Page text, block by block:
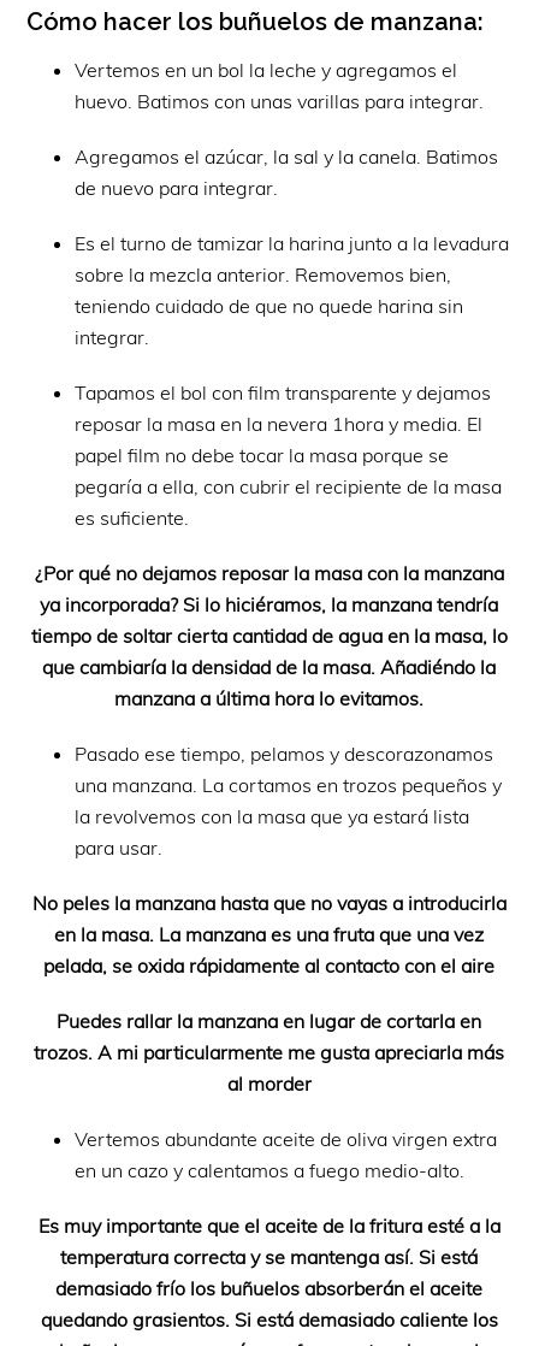
Cómo hacer los buñuelos de manzana:
Vertemos en un bol la leche y agregamos el
huevo. Batimos con unas varillas para integrar.
Agregamos el azúcar, la sal y la canela. Batimos
de nuevo para integrar.
Es el turno de tamizar la harina junto a la levadura
sobre la mezcla anterior. Removemos bien,
teniendo cuidado de que no quede harina sin
integrar.
Tapamos el bol con film transparente y dejamos
reposar la masa en la nevera 1hora y media. El
papel film no debe tocar la masa porque se
pegaría a ella, con cubrir el recipiente de la masa
es suficiente.
¿Por qué no dejamos reposar la masa con la manzana
ya incorporada? Si lo hiciéramos, la manzana tendría
tiempo de soltar cierta cantidad de agua en la masa, lo
que cambiaría la densidad de la masa. Añadiéndo la
manzana a última hora lo evitamos.
Pasado ese tiempo, pelamos y descorazonamos
una manzana. La cortamos en trozos pequeños y
la revolvemos con la masa que ya estará lista
para usar.
No peles la manzana hasta que no vayas a introducirla
en la masa. La manzana es una fruta que una vez
pelada, se oxida rápidamente al contacto con el aire
Puedes rallar la manzana en lugar de cortarla en
trozos. A mi particularmente me gusta apreciarla más
al morder
Vertemos abundante aceite de oliva virgen extra
en un cazo y calentamos a fuego medio-alto.
Es muy importante que el aceite de la fritura esté a la
temperatura correcta y se mantenga así. Si está
demasiado frío los buñuelos absorberán el aceite
quedando grasientos. Si está demasiado caliente los